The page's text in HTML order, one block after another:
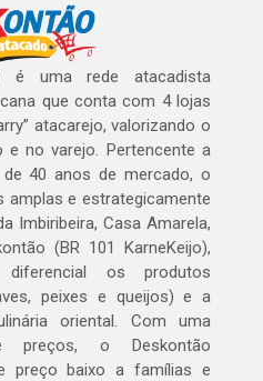
é uma rede atacadista
que conta com 4 lojas
atacarejo, valorizando o
e no varejo. Pertencente a
40 anos de mercado, o
amplas e estrategicamente
Imbiribeira, Casa Amarela,
(BR 101 KarneKeijo),
os produtos
peixes e queijos) e a
oriental. Com uma
preços, o Deskontão
preço baixo a famílias e